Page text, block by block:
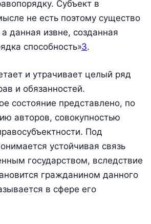
Субъект в
не есть поэтому существо
данная извне, созданная
способность»3.
и утрачивает целый ряд
и обязанностей.
состояние представлено, по
авторов, совокупностью
Под
устойчивая связь
государством, вследствие
гражданином данного
в сфере его